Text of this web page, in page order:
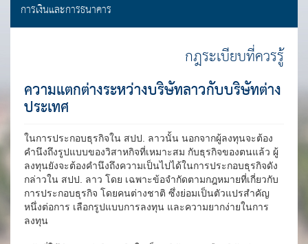
การเงินและการธนาคาร
กฎระเบียบที่ควรรู้
ความแตกต่างระหว่างบริษัทลาวกับบริษัทต่าง
ประเทศ
ในการประกอบธุรกิจใน สปป. ลาวนั้น นอกจากผู้ลงทุนจะต้อง
คำนึงถึงรูปแบบของวิสาหกิจที่เหมาะสม กับธุรกิจของตนแล้ว ผู้
ลงทุนยังจะต้องคำนึงถึงความเป็นไปได้ในการประกอบธุรกิจดัง
กล่าวใน สปป. ลาว โดย เฉพาะข้อจำกัดตามกฎหมายที่เกี่ยวกับ
การประกอบธุรกิจ โดยคนต่างชาติ ซึ่งย่อมเป็นตัวแปรสำคัญ
หนึ่งต่อการ เลือกรูปแบบการลงทุน และความยากง่ายในการ
ลงทุน